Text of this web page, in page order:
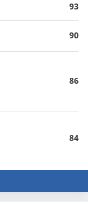
93
90
86
84